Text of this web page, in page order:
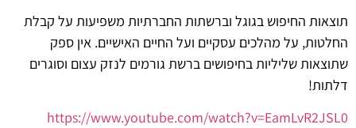
תוצאות החיפוש בגוגל וברשתות החברתיות משפיעות על קבלת
החלטות, על מהלכים עסקיים ועל החיים האישיים. אין ספק
שתוצאות שליליות בחיפושים ברשת גורמים לנזק עצום וסוגרים
דלתות!
https://www.youtube.com/watch?v=EamLvR2JSL0